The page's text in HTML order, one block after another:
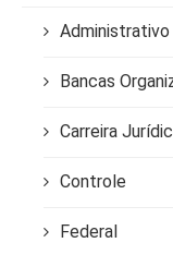
Administrativo
Bancas
Carreira
Controle
Federal